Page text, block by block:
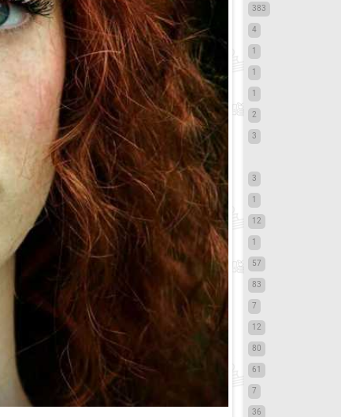
383
4
1
1
1
2
3
3
1
12
1
57
83
7
12
80
61
7
36